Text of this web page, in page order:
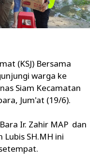
(KSJ) Bersama
warga ke
Siam Kecamatan
Jum'at (19/6).
Ir. Zahir MAP dan
Lubis SH.MH ini